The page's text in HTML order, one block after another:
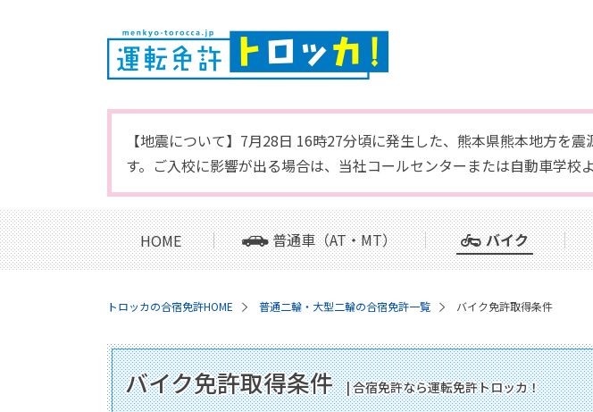
【地震について】7月28日 16時27分頃に発生した、熊本県熊本地方を
す。ご入校に影響が出る場合は、当社コールセンターまたは自動車学校
HOME 普通車（AT・MT） バイク
トロッカの合宿免許HOME 普通二輪・大型二輪の合宿免許一覧 バイク免許取得条件
バイク免許取得条件 | 合宿免許なら運転免許トロッカ！